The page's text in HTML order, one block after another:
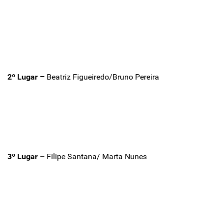
2º Lugar – Beatriz Figueiredo/Bruno Pereira
3º Lugar – Filipe Santana/ Marta Nunes